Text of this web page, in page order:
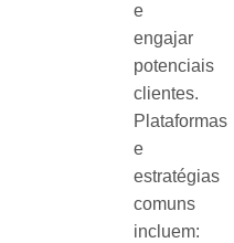
e
engajar
potenciais
clientes.
Plataformas
e
estratégias
comuns
incluem: